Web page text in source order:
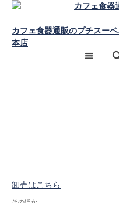
カフェ食器通販のプチスー
本店
卸売はこちら